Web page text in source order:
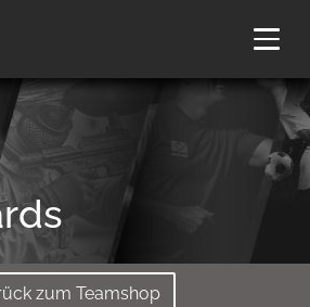
zum Teamshop